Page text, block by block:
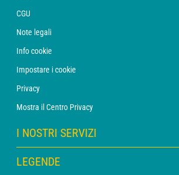
CGU
Note legali
Info cookie
Impostare i cookie
Privacy
Mostra il Centro Privacy
I NOSTRI SERVIZI
Abbonamento METEO Xpert
LEGENDE